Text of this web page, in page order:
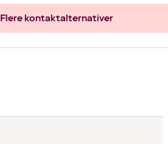
Flere kontaktalternativer